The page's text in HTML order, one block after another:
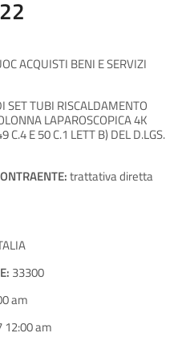
ACQUISTI BENI E SERVIZI
TUBI RISCALDAMENTO
LAPAROSCOPICA 4K
C.4 E 50 C.1 LETT B) DEL D.LGS.
trattativa diretta
33300
am
am